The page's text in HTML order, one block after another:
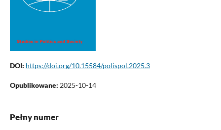
DOI: https://doi.org/10.15584/polispol.2025.3
Opublikowane: 2025-10-14
Pełny numer